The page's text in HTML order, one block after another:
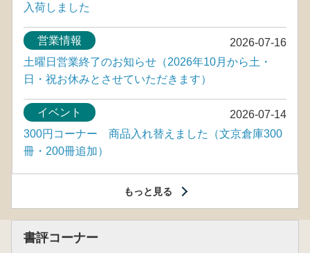
入荷しました
2026-07-16
営業情報
土曜日営業終了のお知らせ（2026年10月から土・
日・祝お休みとさせていただきます）
2026-07-14
イベント
300円コーナー 商品入れ替えました（文京倉庫300
冊・200冊追加）
もっと見る
書評コーナー